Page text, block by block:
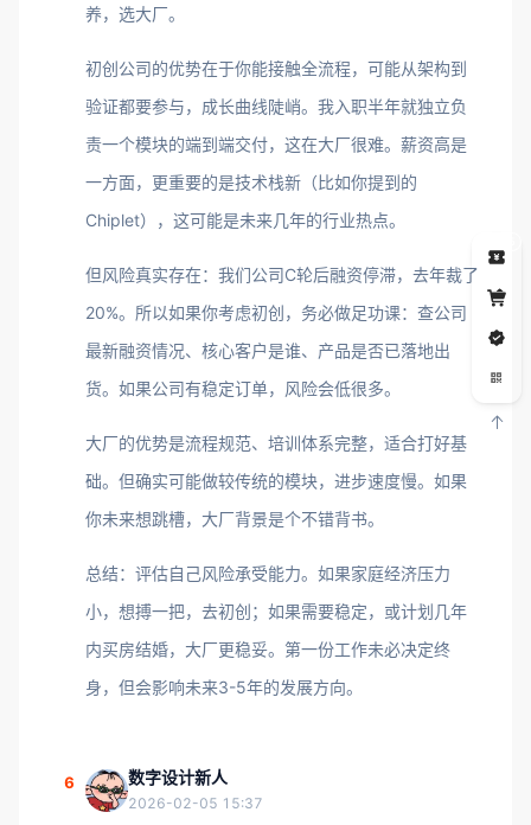
养，选大厂。
初创公司的优势在于你能接触全流程，可能从架构到
验证都要参与，成长曲线陡峭。我入职半年就独立负
责一个模块的端到端交付，这在大厂很难。薪资高是
一方面，更重要的是技术栈新（比如你提到的
Chiplet），这可能是未来几年的行业热点。
但风险真实存在：我们公司C轮后融资停滞，去年裁了
20%。所以如果你考虑初创，务必做足功课：查公司
最新融资情况、核心客户是谁、产品是否已落地出
货。如果公司有稳定订单，风险会低很多。
大厂的优势是流程规范、培训体系完整，适合打好基
础。但确实可能做较传统的模块，进步速度慢。如果
你未来想跳槽，大厂背景是个不错背书。
总结：评估自己风险承受能力。如果家庭经济压力
小，想搏一把，去初创；如果需要稳定，或计划几年
内买房结婚，大厂更稳妥。第一份工作未必决定终
身，但会影响未来3-5年的发展方向。
6 数字设计新人
2026-02-05 15:37